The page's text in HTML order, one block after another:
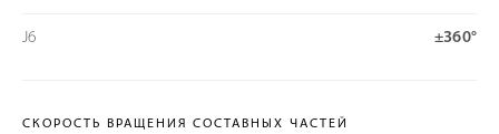
J6 ±360°
СКОРОСТЬ ВРАЩЕНИЯ СОСТАВНЫХ ЧАСТЕЙ